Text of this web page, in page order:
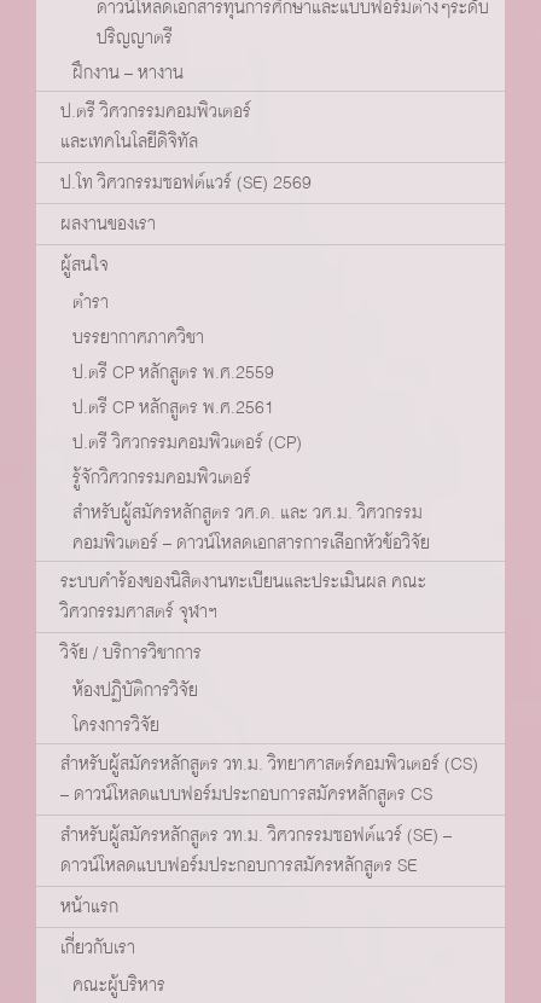
ดาวน์โหลดเอกสารทุนการศึกษาและแบบฟอร์มต่างๆระดับ
ปริญญาตรี
ฝึกงาน – หางาน
ป.ตรี วิศวกรรมคอมพิวเตอร์
และเทคโนโลยีดิจิทัล
ป.โท วิศวกรรมซอฟต์แวร์ (SE) 2569
ผลงานของเรา
ผู้สนใจ
ตำรา
บรรยากาศภาควิชา
ป.ตรี CP หลักสูตร พ.ศ.2559
ป.ตรี CP หลักสูตร พ.ศ.2561
ป.ตรี วิศวกรรมคอมพิวเตอร์ (CP)
รู้จักวิศวกรรมคอมพิวเตอร์
สำหรับผู้สมัครหลักสูตร วศ.ด. และ วศ.ม. วิศวกรรม
คอมพิวเตอร์ – ดาวน์โหลดเอกสารการเลือกหัวข้อวิจัย
ระบบคำร้องของนิสิตงานทะเบียนและประเมินผล คณะ
วิศวกรรมศาสตร์ จุฬาฯ
วิจัย / บริการวิชาการ
ห้องปฏิบัติการวิจัย
โครงการวิจัย
สำหรับผู้สมัครหลักสูตร วท.ม. วิทยาศาสตร์คอมพิวเตอร์ (CS)
– ดาวน์โหลดแบบฟอร์มประกอบการสมัครหลักสูตร CS
สำหรับผู้สมัครหลักสูตร วท.ม. วิศวกรรมซอฟต์แวร์ (SE) –
ดาวน์โหลดแบบฟอร์มประกอบการสมัครหลักสูตร SE
หน้าแรก
เกี่ยวกับเรา
คณะผู้บริหาร